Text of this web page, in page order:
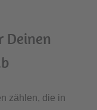
Deinen
zählen, die in